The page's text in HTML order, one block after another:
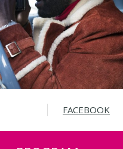
FACEBOOK